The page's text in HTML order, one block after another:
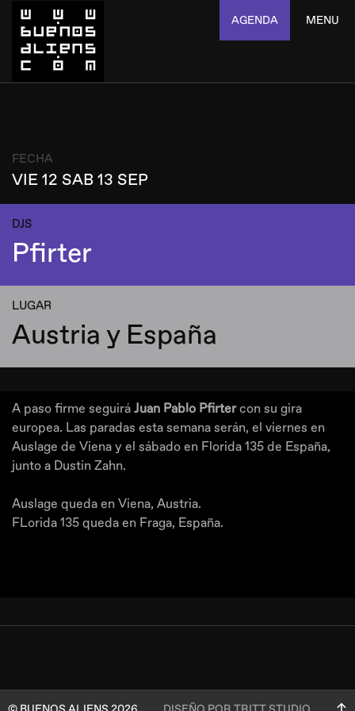
AGENDA MENU
FECHA
VIE 12 SAB 13 SEP
DJS
Pfirter
LUGAR
Austria y España
A paso firme seguirá Juan Pablo Pfirtercon su gira
europea. Las paradas esta semana serán, el viernes en
Auslage de Viena y el sábado en Florida 135 de España,
junto a Dustin Zahn.
Auslage queda en Viena, Austria.
FLorida 135 queda en Fraga, España.